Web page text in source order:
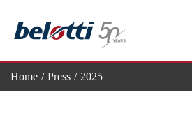
content
Home Press 2025